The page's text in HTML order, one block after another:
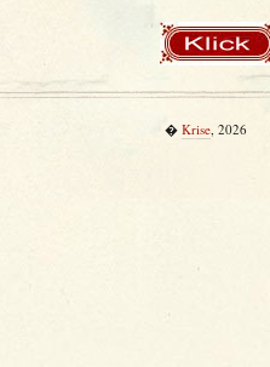
� Krise , 2026